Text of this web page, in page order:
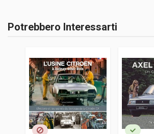
Rilegato
ISBN / EAN
9788898344246
EDITORE
LINGUA DEL TESTO
Accedi o registrati
Potrebbero Interessarti